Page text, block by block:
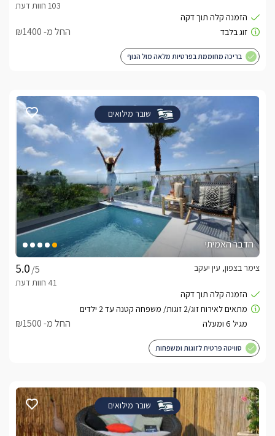
החל מ- ₪1400
בריכה מחוממת בפרטיות מלאה מול הנוף
שובר מילואים
הדבר האמיתי
/5
צימר בצפון, עין יעקב
החל מ- ₪1500
סוויטה פרטית לזוגות ומשפחות
שובר מילואים